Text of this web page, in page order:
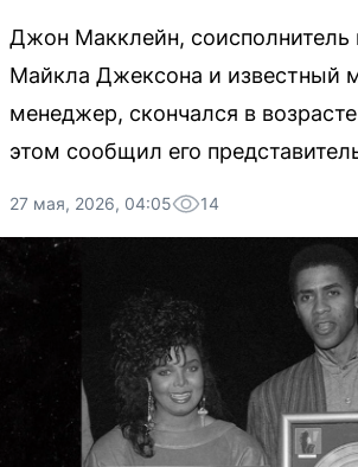
Джон Макклейн, соисполнитель
Майкла Джексона и известный
менеджер, скончался в
этом сообщил его
27 мая, 2026, 04:05 14